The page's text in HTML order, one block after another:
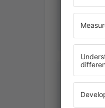
Marta
October